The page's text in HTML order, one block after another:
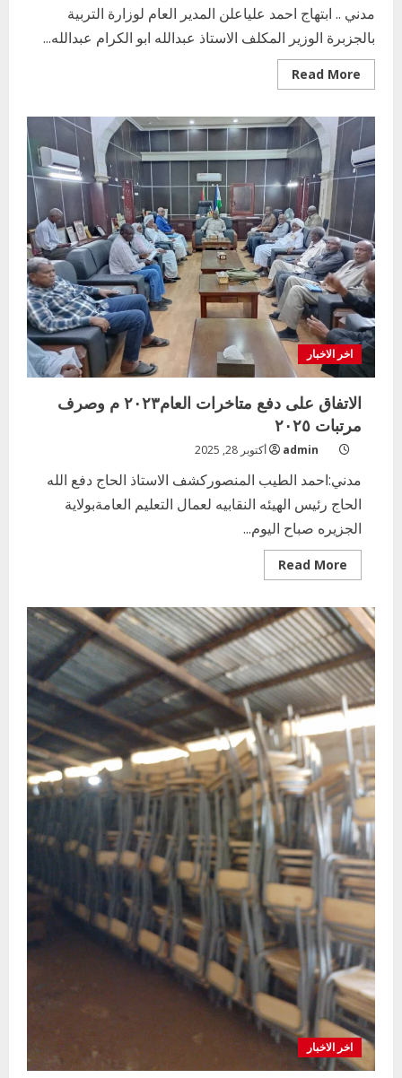
مدني .. ابتهاج احمد علياعلن المدير العام لوزارة التربية
بالجزبرة الوزير المكلف الاستاذ عبدالله ابو الكرام عبدالله...
Read More
more
العام
الدراسي
2025ـــــ2026
بالجزيرة
الثاني
من
نوفمبر
اخر الاخبار
الاتفاق على دفع متاخرات العام٢٠٢٣ م وصرف
مرتبات ٢٠٢٥
admin أكتوبر 28, 2025
مدني:احمد الطيب المنصوركشف الاستاذ الحاج دفع الله
الحاج رئيس الهيئه النقابيه لعمال التعليم العامةبولاية
الجزيره صباح اليوم...
Read More
more
على
دفع
متاخرات
العام٢٠٢٣
م
وصرف
مرتبات
٢٠٢٥
اخر الاخبار